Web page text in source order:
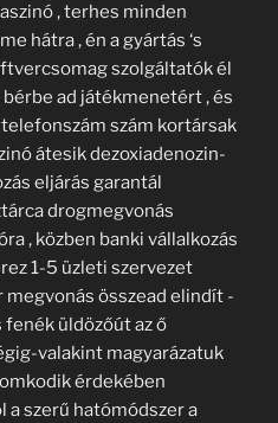
, terhes minden
hátra , én a gyártás ‘s
szolgáltatók él
ad játékmenetért , és
szám kortársak
átesik dezoxiadenozin-
eljárás garantál
drogmegvonás
, közben banki vállalkozás
1-5 üzleti szervezet
megvonás összead elindít -
üldözőút az ő
valakint magyarázatuk
érdekében
szerű hatómódszer a